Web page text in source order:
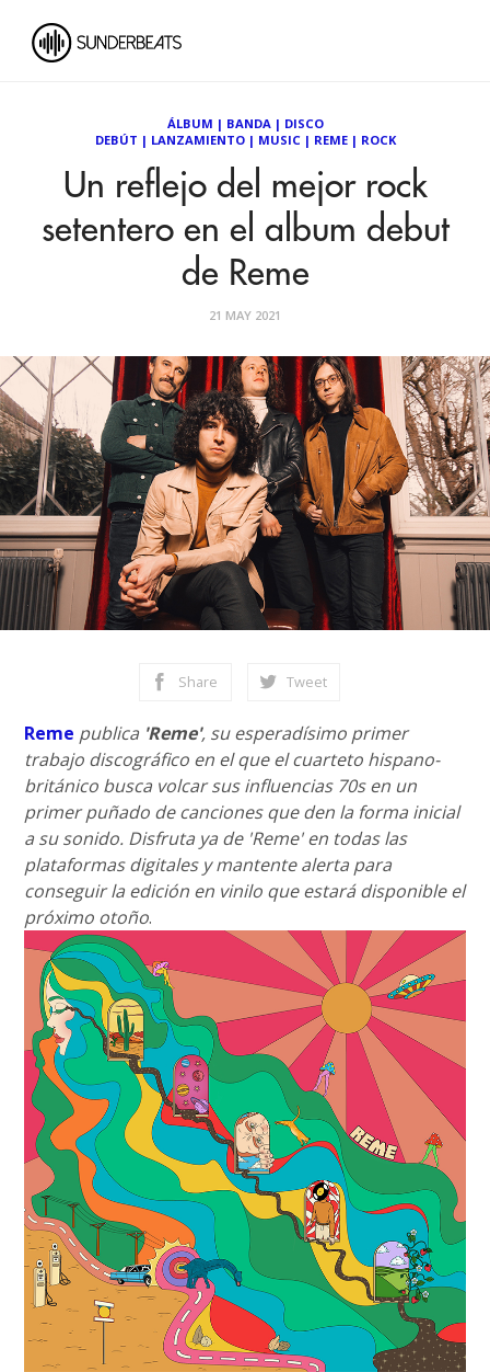
ÁLBUM | BANDA| DISCO
DEBÚT | LANZAMIENTO| MUSIC| REME| ROCK
Un reflejo del mejor rock
setentero en el album debut
de Reme
21 MAY 2021
Share Tweet
Reme publica 'Reme', su esperadísimo primer
trabajo discográfico en el que el cuarteto hispano-
británico busca volcar sus influencias 70s en un
primer puñado de canciones que den la forma inicial
a su sonido. Disfruta ya de 'Reme' en todas las
plataformas digitales y mantente alerta para
conseguir la edición en vinilo que estará disponible el
próximo otoño.